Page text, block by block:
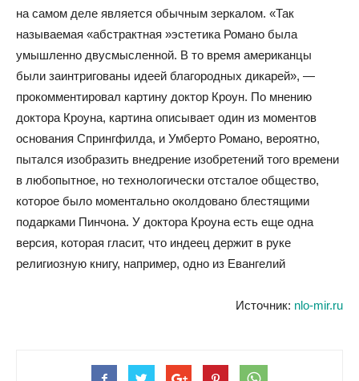
на самом деле является обычным зеркалом. «Так
называемая «абстрактная »эстетика Романо была
умышленно двусмысленной. В то время американцы
были заинтригованы идеей благородных дикарей», —
прокомментировал картину доктор Кроун. По мнению
доктора Кроуна, картина описывает один из моментов
основания Спрингфилда, и Умберто Романо, вероятно,
пытался изобразить внедрение изобретений того времени
в любопытное, но технологически отсталое общество,
которое было моментально околдовано блестящими
подарками Пинчона. У доктора Кроуна есть еще одна
версия, которая гласит, что индеец держит в руке
религиозную книгу, например, одно из Евангелий
Источник: nlo-mir.ru